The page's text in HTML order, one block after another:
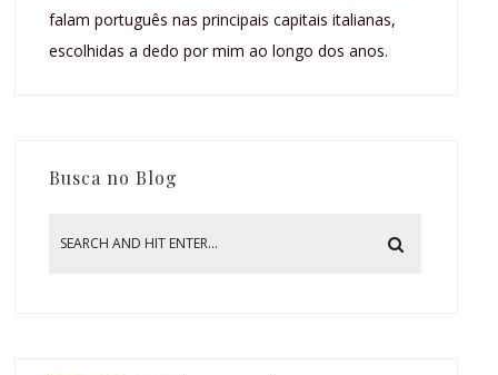
falam português nas principais capitais italianas,
escolhidas a dedo por mim ao longo dos anos.
Busca no Blog